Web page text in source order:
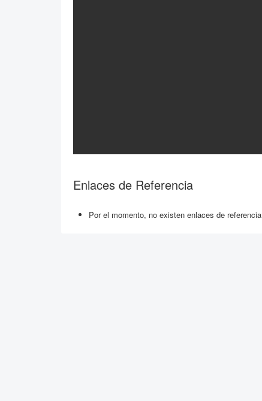
Enlaces de Referencia
Por el momento, no existen enlaces de referencia